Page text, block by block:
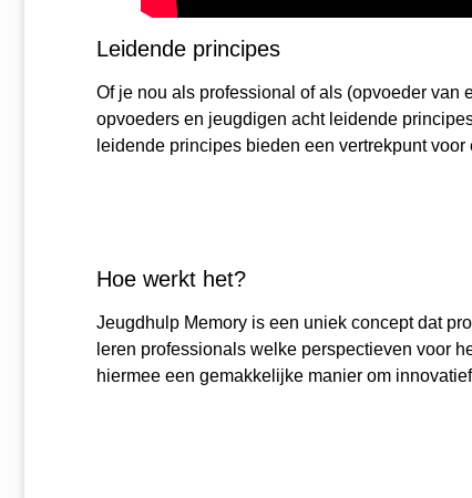
Leidende principes
Of je nou als professional of als (opvoeder
opvoeders en jeugdigen acht leidende
leidende principes bieden een vertrekpunt
Hoe werkt het?
Jeugdhulp Memory is een uniek concept dat
leren professionals welke perspectieven voor
hiermee een gemakkelijke manier om